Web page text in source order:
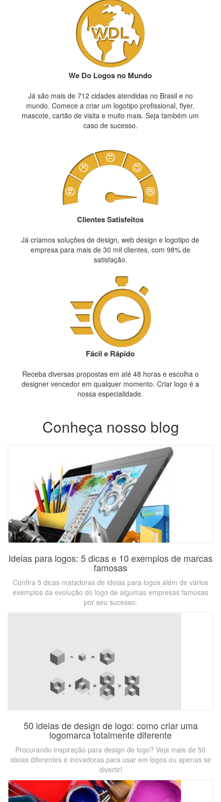
We Do Logos no Mundo
Já são mais de 712 cidades atendidas no Brasil e no
mundo. Comece a criar um logotipo profissional, flyer,
mascote, cartão de visita e muito mais. Seja também um
caso de sucesso.
Clientes Satisfeitos
Já criamos soluções de design, web design e logotipo de
empresa para mais de 30 mil clientes, com 98% de
satisfação.
Fácil e Rápido
Receba diversas propostas em até 48 horas e escolha o
designer vencedor em qualquer momento. Criar logo é a
nossa especialidade.
Conheça nosso blog
Ideias para logos: 5 dicas e 10 exemplos de marcas
famosas
Confira 5 dicas matadoras de ideias para logos além de vários
exemplos da evolução do logo de algumas empresas famosas
por seu sucesso.
50 ideias de design de logo: como criar uma
logomarca totalmente diferente
Procurando inspiração para design de logo? Veja mais de 50
ideias diferentes e inovadoras para usar em logos ou apenas se
divertir!